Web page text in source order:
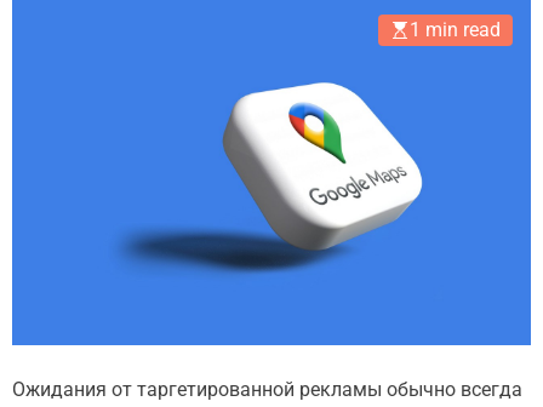
1 min read
Ожидания от таргетированной рекламы обычно всегда